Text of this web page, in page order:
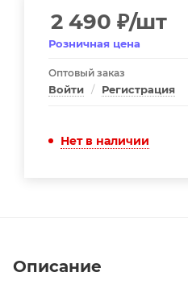
2 490 ₽/шт
Розничная цена
Оптовый заказ
Войти / Регистрация
Нет в наличии
Описание